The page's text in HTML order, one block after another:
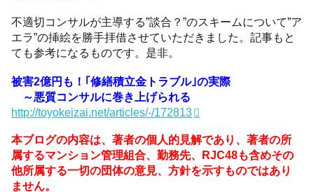
不適切コンサルが主導する”談合？”のスキームについて”ア
エラ”の挿絵を勝手拝借させていただきました。記事もと
ても参考になるものです。是非。
被害2億円も！｢修繕積立金トラブル｣の実際
～悪質コンサルに巻き上げられる
http://toyokeizai.net/articles/-/172813
本ブログの内容は、著者の個人的見解であり、著者の所
属するマンション管理組合、勤務先、RJC48も含めその
他所属する一切の団体の意見、方針を示すものではあり
ません。